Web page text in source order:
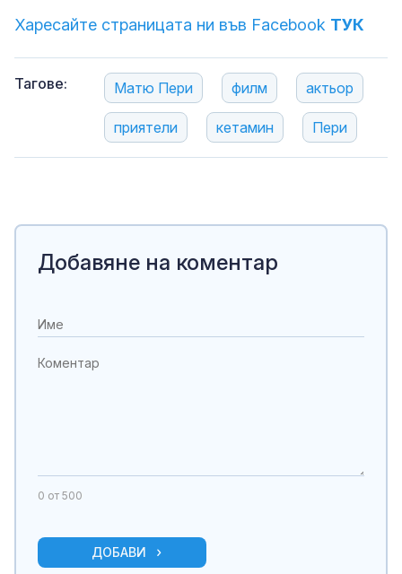
Харесайте страницата ни във Facebook ТУК
Тагове: Матю Пери филм актьор
приятели кетамин Пери
Добавяне на коментар
0 от 500
ДОБАВИ